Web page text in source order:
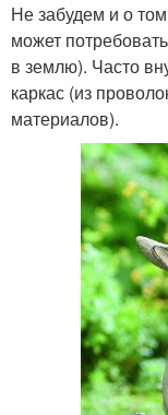
Не забудем и о
может
в землю). Часто
каркас (из
материалов).